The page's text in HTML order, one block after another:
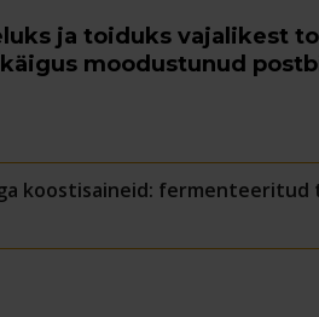
ja toiduks vajalikest
moodustunud
koostisaineid: fermenteeritud